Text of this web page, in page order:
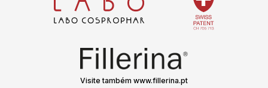
Visite também www.fillerina.pt